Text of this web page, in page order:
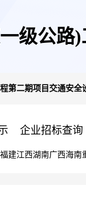
级公
第二期项目交通安全
企业招标查询
福建江西湖南广西海南